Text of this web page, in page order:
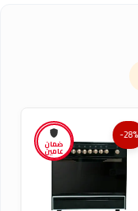
ضمان
عامين
-28%